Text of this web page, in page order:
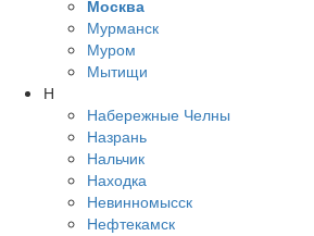
Москва
Мурманск
Муром
Мытищи
Н
Набережные Челны
Назрань
Нальчик
Находка
Невинномысск
Нефтекамск